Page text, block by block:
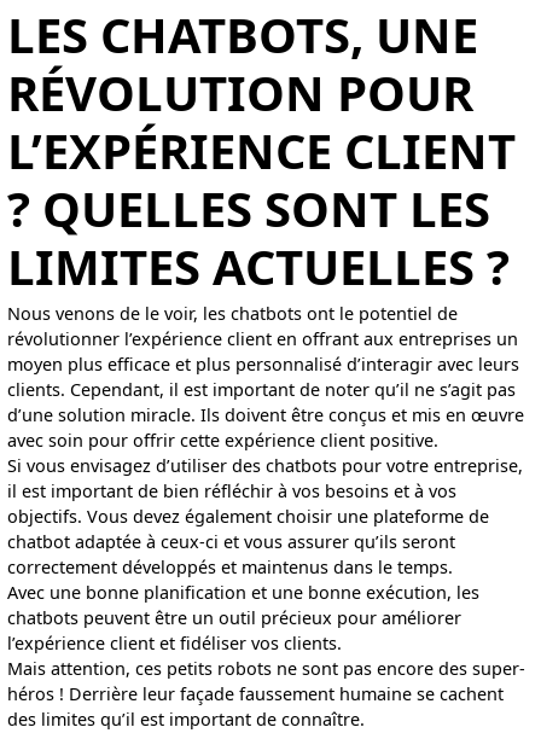
LES CHATBOTS, UNE
RÉVOLUTION POUR
L’EXPÉRIENCE CLIENT
? QUELLES SONT LES
LIMITES ACTUELLES ?
Nous venons de le voir, les chatbots ont le potentiel de
révolutionner l’expérience client en offrant aux entreprises un
moyen plus efficace et plus personnalisé d’interagir avec leurs
clients. Cependant, il est important de noter qu’il ne s’agit pas
d’une solution miracle. Ils doivent être conçus et mis en œuvre
avec soin pour offrir cette expérience client positive.
Si vous envisagez d’utiliser des chatbots pour votre entreprise,
il est important de bien réfléchir à vos besoins et à vos
objectifs. Vous devez également choisir une plateforme de
chatbot adaptée à ceux-ci et vous assurer qu’ils seront
correctement développés et maintenus dans le temps.
Avec une bonne planification et une bonne exécution, les
chatbots peuvent être un outil précieux pour améliorer
l’expérience client et fidéliser vos clients.
Mais attention, ces petits robots ne sont pas encore des super-
héros ! Derrière leur façade faussement humaine se cachent
des limites qu’il est important de connaître.